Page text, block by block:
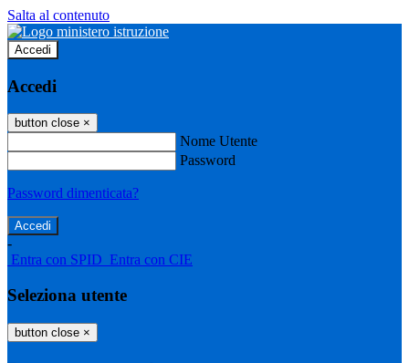
Salta al contenuto
Accedi
Accedi
button close ×
Nome Utente
Password
Password dimenticata?
-
Entra con SPID Entra con CIE
Seleziona utente
button close ×